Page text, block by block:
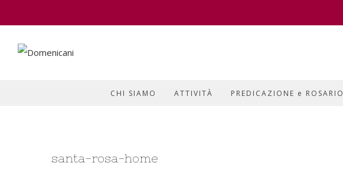
CHI SIAMO ATTIVITÀ PREDICAZIONE e ROSARIO
santa-rosa-home